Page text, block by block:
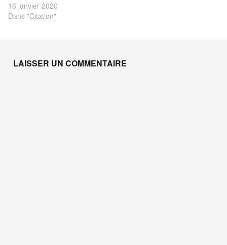
16 janvier 2020
Dans "Citation"
Skip back to main navigation
LAISSER UN COMMENTAIRE